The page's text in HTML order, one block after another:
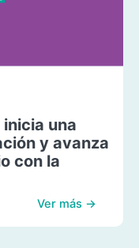
una
y avanza
con la
Ver más →